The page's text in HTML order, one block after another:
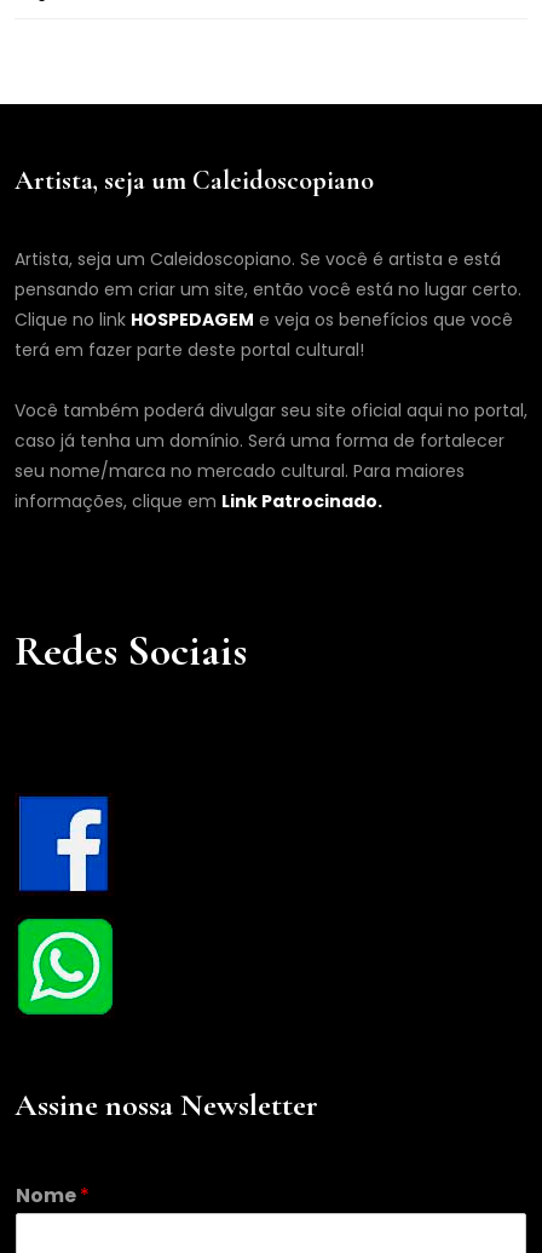
Artista, seja um Caleidoscopiano
Artista, seja um Caleidoscopiano. Se você é artista e está
pensando em criar um site, então você está no lugar certo.
Clique no link HOSPEDAGEM e veja os benefícios que você
terá em fazer parte deste portal cultural!
Você também poderá divulgar seu site oficial aqui no portal,
caso já tenha um domínio. Será uma forma de fortalecer
seu nome/marca no mercado cultural. Para maiores
informações, clique em Link Patrocinado.
Redes Sociais
Assine nossa Newsletter
E
m
Nome*